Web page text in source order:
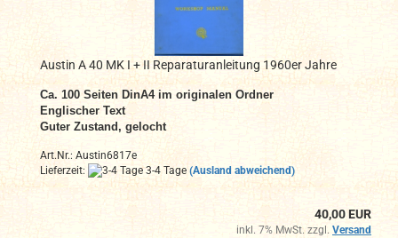
Austin A 40 MK I + II Reparaturanleitung 1960er Jahre
Ca. 100Seiten DinA4 im originalen Ordner
Englischer Text
Guter Zustand, gelocht
Art.Nr.: Austin6817e
Lieferzeit:
3-4 Tage (Ausland abweichend)
40,00 EUR
inkl. 7% MwSt. zzgl. Versand